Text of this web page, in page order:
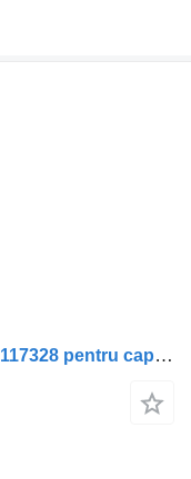
Pompă de ridicare a cabinei DAF 2117328 pentru cap tractor DAF CF